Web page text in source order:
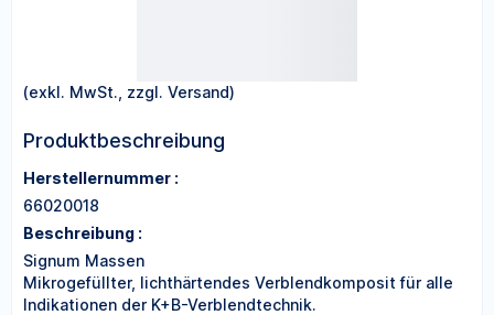
(exkl. MwSt., zzgl. Versand)
Produktbeschreibung
Herstellernummer :
66020018
Beschreibung :
Signum Massen
Mikrogefüllter, lichthärtendes Verblendkomposit für alle
Indikationen der K+B-Verblendtechnik.